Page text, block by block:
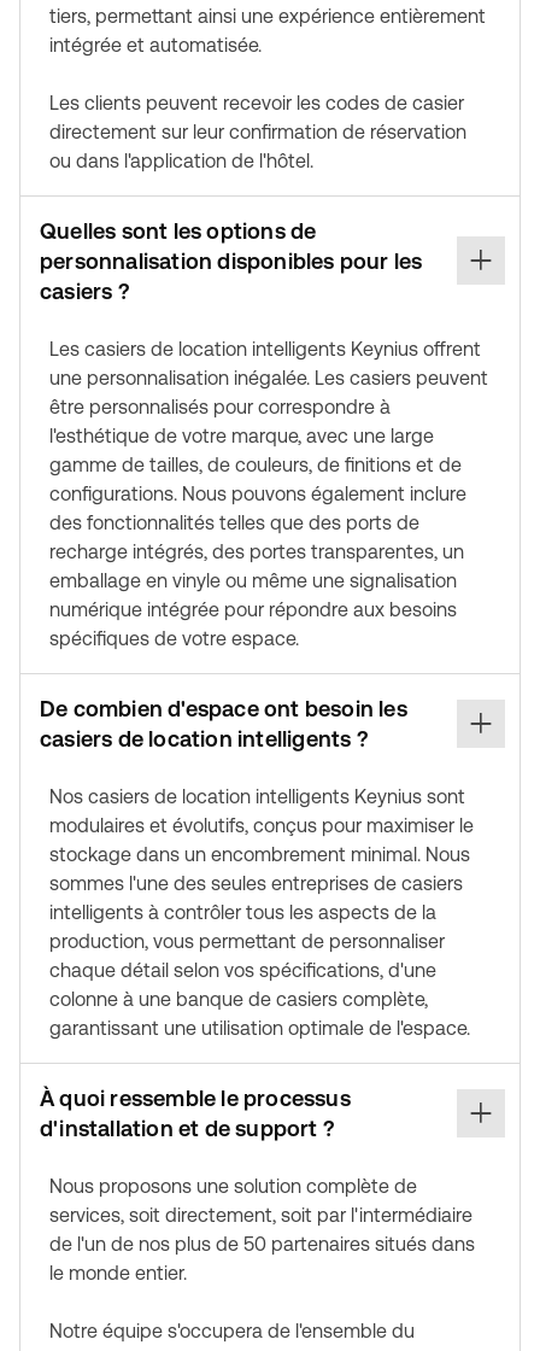
tiers, permettant ainsi une expérience entièrement
intégrée et automatisée.
Les clients peuvent recevoir les codes de casier
directement sur leur confirmation de réservation
ou dans l'application de l'hôtel.
Quelles sont les options de
personnalisation disponibles pour les
casiers ?
Les casiers de location intelligents Keynius offrent
une personnalisation inégalée. Les casiers peuvent
être personnalisés pour correspondre à
l'esthétique de votre marque, avec une large
gamme de tailles, de couleurs, de finitions et de
configurations. Nous pouvons également inclure
des fonctionnalités telles que des ports de
recharge intégrés, des portes transparentes, un
emballage en vinyle ou même une signalisation
numérique intégrée pour répondre aux besoins
spécifiques de votre espace.
De combien d'espace ont besoin les
casiers de location intelligents ?
Nos casiers de location intelligents Keynius sont
modulaires et évolutifs, conçus pour maximiser le
stockage dans un encombrement minimal. Nous
sommes l'une des seules entreprises de casiers
intelligents à contrôler tous les aspects de la
production, vous permettant de personnaliser
chaque détail selon vos spécifications, d'une
colonne à une banque de casiers complète,
garantissant une utilisation optimale de l'espace.
À quoi ressemble le processus
d'installation et de support ?
Nous proposons une solution complète de
services, soit directement, soit par l'intermédiaire
de l'un de nos plus de 50 partenaires situés dans
le monde entier.
Notre équipe s'occupera de l'ensemble du